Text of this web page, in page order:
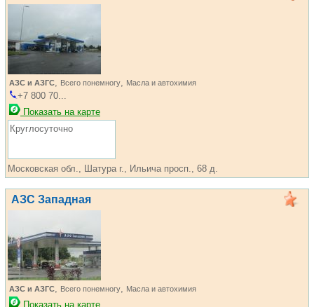
АЗС и АЗГС, Всего понемногу, Масла и автохимия
+7 800 70...
Показать на карте
Круглосуточно
Московская обл., Шатура г., Ильича просп., 68 д.
АЗС Западная
АЗС и АЗГС, Всего понемногу, Масла и автохимия
Показать на карте